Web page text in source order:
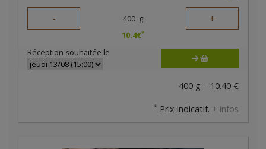
- 400 g +
10.4€*
Réception souhaitée le
400 g = 10.40 €
* Prix indicatif. + infos